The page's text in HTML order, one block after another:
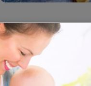
Štítky:
Zdraví Zahrada
Sociální služby Finance